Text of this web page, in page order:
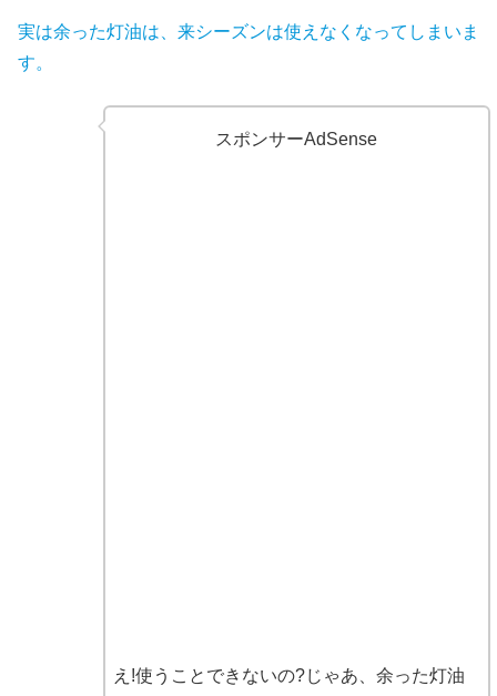
実は余った灯油は、来シーズンは使えなくなってしまいま
す。
スポンサーAdSense
え!使うことできないの?じゃあ、余った灯油